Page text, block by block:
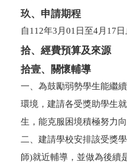
玖、申請期程
自112年3月01日至4月17日
拾、經費預算及來源
拾壹、關懷輔導
一、為鼓勵弱勢學生能繼
環境，建請各受獎助學生
生，能克服困境積極努力向
二、建請學校安排該受獎
師)就近輔導，並做為後續